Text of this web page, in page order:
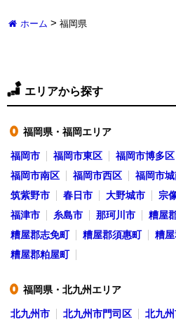
ホーム >福岡県
エリアから探す
● 福岡県・福岡エリア
福岡市 福岡市東区 福岡市博多区
福岡市南区
福岡市西区 福岡市
筑紫野市
春日市 大野城市 宗
福津市
糸島市 那珂川市 糟屋
糟屋郡志免町
糟屋郡須惠町 糟
糟屋郡粕屋町
● 福岡県・北九州エリア
北九州市 北九州市門司区 北九